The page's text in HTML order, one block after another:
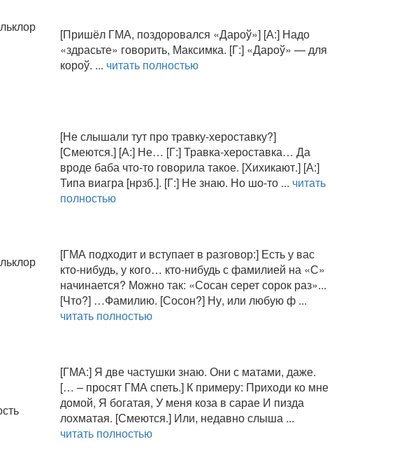
[Пришёл ГМА, поздоровался «Дароў»] [А:] Надо
«здрасьте» говорить, Максимка. [Г:] «Дароў» — для
короў. ... читать полностью
[Не слышали тут про травку-хероставку?]
[Смеются.] [А:] Не… [Г:] Травка-хероставка… Да
вроде баба что-то говорила такое. [Хихикают.] [А:]
Типа виагра [нрзб.]. [Г:] Не знаю. Но шо-то ... читать
полностью
[ГМА подходит и вступает в разговор:] Есть у вас
кто-нибудь, у кого… кто-нибудь с фамилией на «С»
начинается? Можно так: «Сосан серет сорок раз»...
[Что?] …Фамилию. [Сосон?] Ну, или любую ф ...
читать полностью
[ГМА:] Я две частушки знаю. Они с матами, даже.
[… – просят ГМА спеть.] К примеру: Приходи ко мне
домой, Я богатая, У меня коза в сарае И пизда
лохматая. [Смеются.] Или, недавно слыша ...
читать полностью